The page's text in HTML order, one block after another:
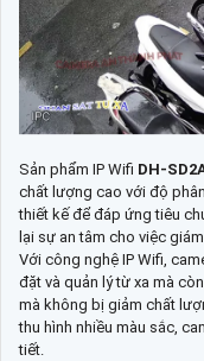
Sản phẩm IP Wifi DH-
chất lượng cao với độ
thiết kế để đáp ứng tiêu
lại sự an tâm cho việc
Với công nghệ IP Wifi,
đặt và quản lý từ xa mà
mà không bị giảm chất
thu hình nhiều màu sắc,
tiết.